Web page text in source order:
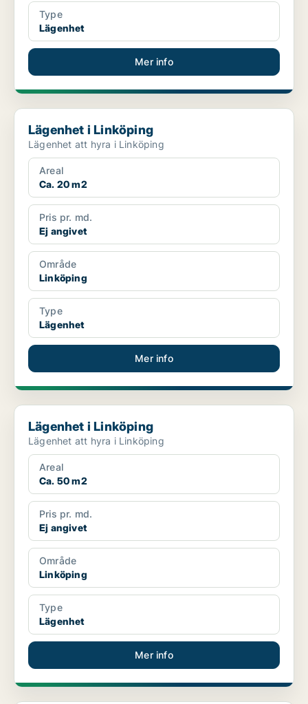
Type
Lägenhet
Mer info
Lägenhet i Linköping
Lägenhet i Linköping
Lägenhet att hyra i Linköping
Areal
Ca. 20 m2
Pris pr. md.
Ej angivet
Område
Linköping
Type
Lägenhet
Mer info
Lägenhet i Linköping
Lägenhet i Linköping
Lägenhet att hyra i Linköping
Areal
Ca. 50 m2
Pris pr. md.
Ej angivet
Område
Linköping
Type
Lägenhet
Mer info